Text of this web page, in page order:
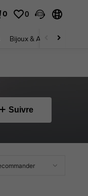
0 0
Bijoux & Accessoires pour
Suivre